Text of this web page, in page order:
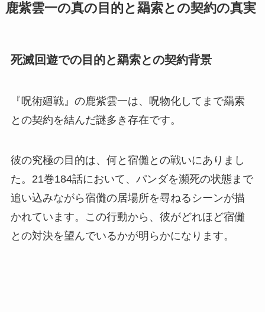
鹿紫雲一の真の目的と羂索との契約の真実
死滅回遊での目的と羂索との契約背景
『呪術廻戦』の鹿紫雲一は、呪物化してまで羂索
との契約を結んだ謎多き存在です。
彼の究極の目的は、何と宿儺との戦いにありまし
た。21巻184話において、パンダを瀕死の状態まで
追い込みながら宿儺の居場所を尋ねるシーンが描
かれています。この行動から、彼がどれほど宿儺
との対決を望んでいるかが明らかになります。